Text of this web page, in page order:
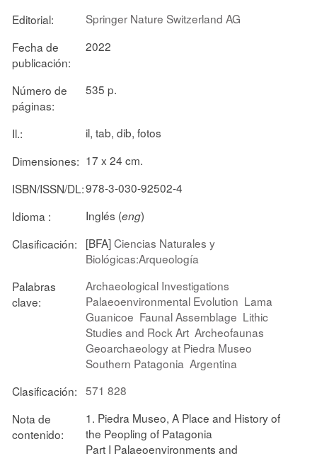
Editorial:
Springer Nature Switzerland AG
Fecha de
publicación:
2022
Número de
páginas:
535 p.
Il.:
il, tab, dib, fotos
Dimensiones: 17 x 24 cm.
ISBN/ISSN/DL:978-3-030-92502-4
Idioma :
Inglés (eng)
Clasificación:
[BFA]Ciencias Naturales y
Biológicas:Arqueología
Palabras
clave:
Archaeological Investigations
Palaeoenvironmental Evolution Lama
Guanicoe Faunal Assemblage Lithic
Studies and Rock Art Archeofaunas
Geoarchaeology at Piedra Museo
Southern Patagonia Argentina
Clasificación: 571 828
Nota de
contenido:
1. Piedra Museo, A Place and History of
the Peopling of Patagonia
Part I Palaeoenvironments and